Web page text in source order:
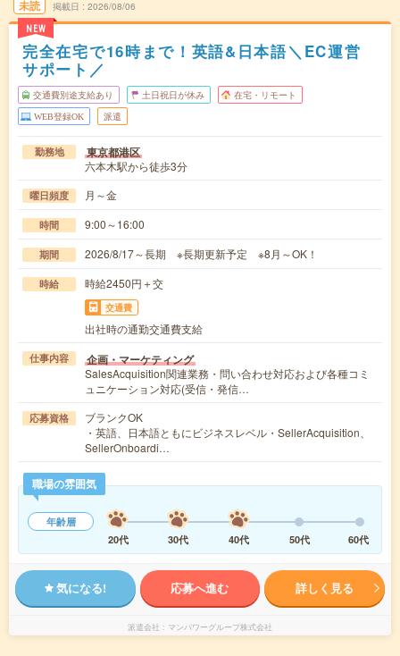
未読
NEW
掲載日 2026/08/06
完全在宅で16時まで！英語&日本語＼EC運営
サポート／
交通費別途支給あり 土日祝日が休み 在宅・リモート
WEB登録OK 派遣
勤務地 東京都港区
六本木駅から徒歩3分
曜日頻度 月～金
時間 9:00～16:00
期間 2026/8/17～長期 ※長期更新予定 ※8月～OK！
時給 時給2450円＋交
交通費
出社時の通勤交通費支給
仕事内容 企画・マーケティング
SalesAcquisition関連業務・問い合わせ対応および各種コミ
ュニケーション対応(受信・発信…
応募資格
ブランクOK
・英語、日本語ともにビジネスレベル・SellerAcquisition、
SellerOnboardi…
職場の雰囲気
年齢層
20代
30代 40代 50代 60代
気になる! 応募へ進む 詳しく見る
派遣会社 マンパワーグループ株式会社